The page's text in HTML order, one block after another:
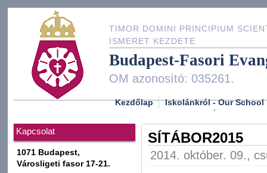
TIMOR DOMINI PRINCIPIUM
ISMERET KEZDETE
Budapest-Fasori
OM azonosító: 035261.
Kezdőlap Iskolánkról - Our School
Kapcsolat
1071 Budapest,
Városligeti fasor 17-21.
SÍTÁBOR2015
2014. október. 09.,